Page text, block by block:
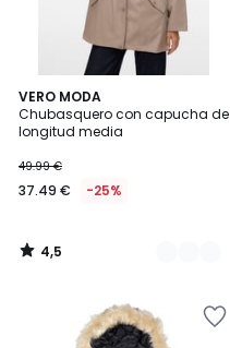
VERO MODA
Chubasquero con capucha de
longitud media
49.99 €
37.49 € -25%
4,5
/ 5
4
Colores
4,5
/